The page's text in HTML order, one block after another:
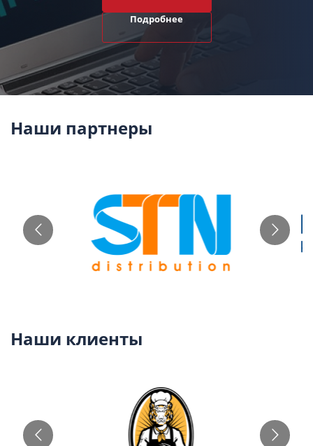
Подробнее
Наши партнеры
Наши клиенты